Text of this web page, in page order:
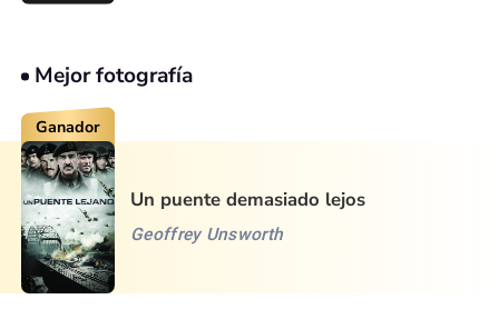
Mejor fotografía
Ganador
Un puente demasiado lejos
Geoffrey Unsworth